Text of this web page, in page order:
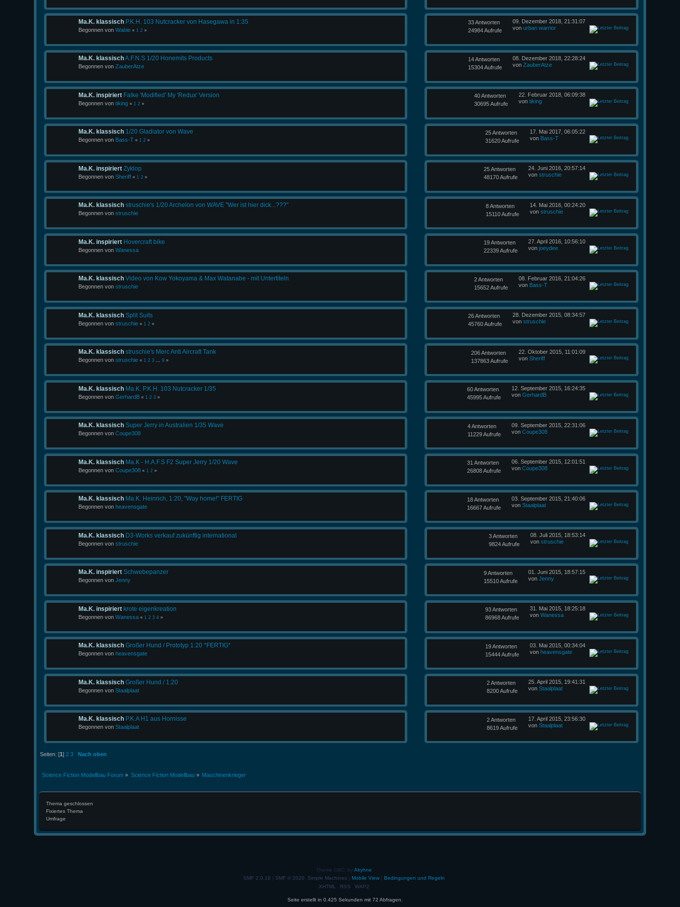
Ma.K. klassisch P.K.H. 103 Nutcracker von Hasegawa in 1:35
Begonnen von Wabie « 1 2»
09. Dezember 2018, 21:31:07
vonurban warrior
33 Antworten
24984 Aufrufe
Ma.K. klassischA.F.N.S 1/20 Honemits Products
Begonnen von ZauberAtze
08. Dezember 2018, 22:28:24
vonZauberAtze
14 Antworten
15304 Aufrufe
Ma.K. inspiriert Falke 'Modified' My 'Redux' Version
Begonnen von tiking « 1 2»
22. Februar 2018, 06:09:38
vontiking
40 Antworten
30695 Aufrufe
Ma.K. klassisch 1/20 Gladiator von Wave
Begonnen von Bass-T « 1 2»
17. Mai 2017, 06:05:22
von Bass-T
25 Antworten
31620 Aufrufe
Ma.K. inspiriert Zyklop
Begonnen von Sheriff « 1 2»
24. Juni 2016, 20:57:14
vonstruschie
25 Antworten
48170 Aufrufe
Ma.K. klassisch struschie's 1/20 Archelon von WAVE "Wer ist hier dick...???"
Begonnen von struschie
14. Mai 2016, 00:24:20
vonstruschie
8 Antworten
15110 Aufrufe
Ma.K. inspiriert Hovercraft bike
Begonnen von Wanessa
27. April 2016, 10:56:10
vonjoeydee
19 Antworten
22339 Aufrufe
Ma.K. klassisch Video von Kow Yokoyama & Max Watanabe - mit Untertiteln
Begonnen von struschie
08. Februar 2016, 21:04:26
von Bass-T
2 Antworten
15652 Aufrufe
Ma.K. klassisch Split Suits
Begonnen von struschie « 1 2»
28. Dezember 2015, 08:34:57
vonstruschie
26 Antworten
45760 Aufrufe
Ma.K. klassisch struschie's Merc Anti Aircraft Tank
Begonnen von struschie « 1 2 3 ... 9»
22. Oktober 2015, 11:01:09
vonSheriff
206 Antworten
137863 Aufrufe
Ma.K. klassisch Ma.K. P.K.H. 103 Nutcracker 1/35
Begonnen von GerhardB « 1 2 3»
12. September 2015, 16:24:35
vonGerhardB
60 Antworten
45995 Aufrufe
Ma.K. klassisch Super Jerry in Australien 1/35 Wave
Begonnen von Coupe308
09. September 2015, 22:31:06
vonCoupe308
4 Antworten
11229 Aufrufe
Ma.K. klassisch Ma.K - H.A.F.S F2 Super Jerry 1/20 Wave
Begonnen von Coupe308 « 1 2»
06. September 2015, 12:01:51
vonCoupe308
31 Antworten
26808 Aufrufe
Ma.K. klassisch Ma.K. Heinrich, 1:20, "Way home!" FERTIG
Begonnen von heavensgate
03. September 2015, 21:40:06
vonStaalplaat
18 Antworten
16667 Aufrufe
Ma.K. klassisch D3-Works verkauf zukünftig international
Begonnen von struschie
08. Juli 2015, 18:53:14
vonstruschie
3 Antworten
9824 Aufrufe
Ma.K. inspiriert Schwebepanzer
Begonnen von Jenny
01. Juni 2015, 18:57:15
vonJenny
9 Antworten
15510 Aufrufe
Ma.K. inspiriert krote eigenkreation
Begonnen von Wanessa « 1 2 3 4»
31. Mai 2015, 18:25:18
vonWanessa
93 Antworten
86968 Aufrufe
Ma.K. klassisch Großer Hund / Prototyp 1:20 *FERTIG*
Begonnen von heavensgate
03. Mai 2015, 00:34:04
vonheavensgate
19 Antworten
15444 Aufrufe
Ma.K. klassisch Großer Hund / 1:20
Begonnen von Staalplaat
25. April 2015, 19:41:31
vonStaalplaat
2 Antworten
8200 Aufrufe
Ma.K. klassisch P.K.A H1 aus Hornisse
Begonnen von Staalplaat
17. April 2015, 23:56:30
vonStaalplaat
2 Antworten
8619 Aufrufe
Seiten: [1]2 3 Nach oben
Science Fiction Modellbau Forum » Science Fiction Modellbau» Maschinenkrieger
Thema geschlossen
Fixiertes Thema
Umfrage
Theme C&C, byAkyhne
SMF 2.0.18 | SMF © 2020 Simple Machines| Mobile View| Bedingungen und Regeln
XHTML
RSS WAP2
Seite erstellt in 0.425 Sekunden mit 72 Abfragen.